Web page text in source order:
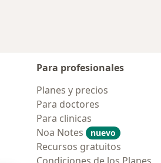
Para profesionales
Planes y precios
Para doctores
Para clinicas
Noa Notes
nuevo
Recursos gratuitos